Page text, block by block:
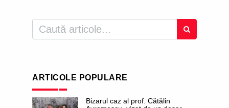
ARTICOLE POPULARE
Bizarul caz al prof. Cătălin